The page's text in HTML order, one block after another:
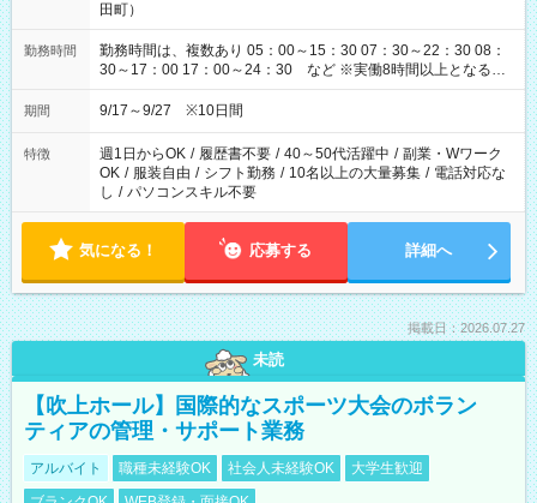
田町）
勤務時間
勤務時間は、複数あり 05：00～15：30 07：30～22：30 08：
30～17：00 17：00～24：30 など ※実働8時間以上となる勤
務もあります。 【休憩】60分+他休憩あり 交替で取得します。
安全面に配慮しこまめな休憩があります。
期間 9/17～9/27 ※10日間
特徴 週1日からOK / 履歴書不要 / 40～50代活躍中 / 副業・Wワーク
OK / 服装自由 / シフト勤務 / 10名以上の大量募集 / 電話対応な
し / パソコンスキル不要
気になる！ 応募する 詳細へ
掲載日：2026.07.27
未読
【吹上ホール】国際的なスポーツ大会のボラン
ティアの管理・サポート業務
アルバイト 職種未経験OK 社会人未経験OK
大学生歓迎